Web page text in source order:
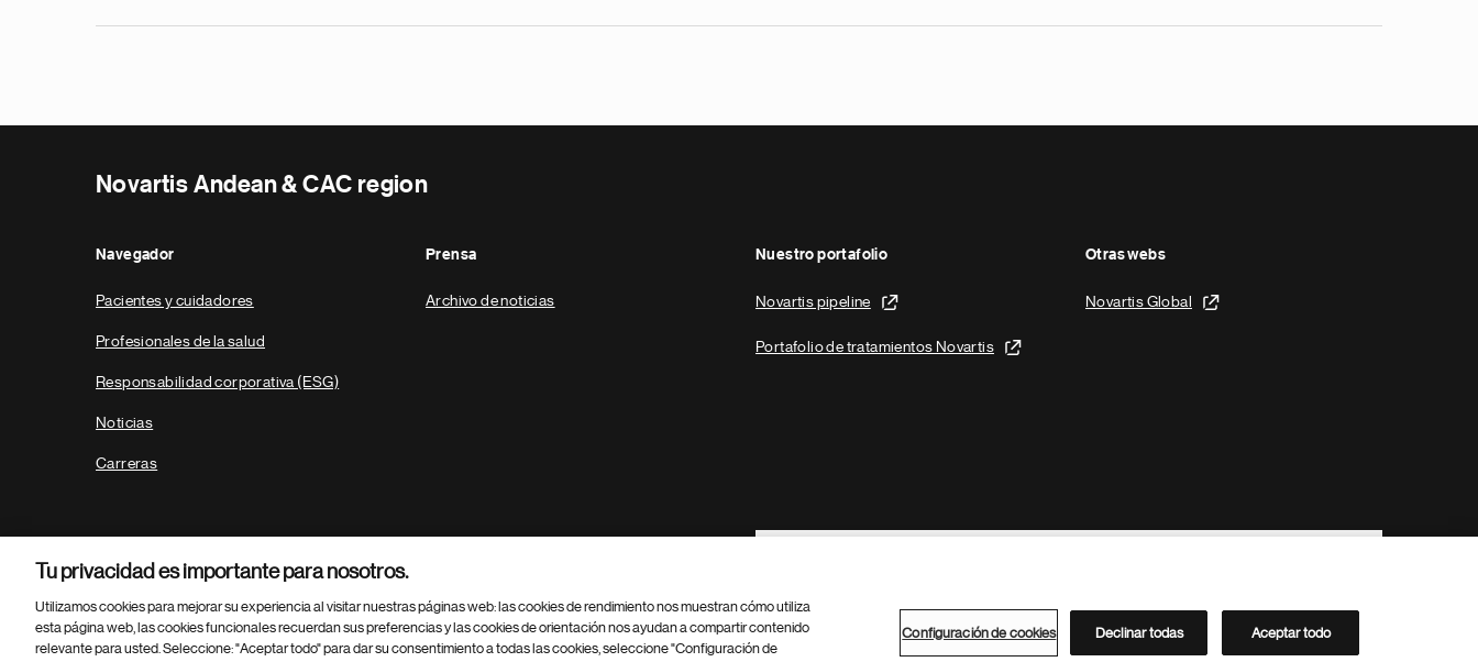
Novartis Andean & CAC region
Navegador
Pacientes y cuidadores
Profesionales de la salud
Responsabilidad corporativa (ESG)
Noticias
Carreras
Prensa
Archivo de noticias
Nuestro portafolio
Novartis pipeline
Portafolio de tratamientos Novartis
Otras webs
Novartis Global
Footer Site Search
Parte
© 2026 Novartis AG Directorio de Novartis
Tu privacidad es importante para nosotros.
Utilizamos cookies para mejorar su experiencia al visitar nuestras páginas web: las cookies de rendimiento nos muestran cómo utiliza
esta página web, las cookies funcionales recuerdan sus preferencias y las cookies de orientación nos ayudan a compartir contenido
relevante para usted. Seleccione: "Aceptar todo" para dar su consentimiento a todas las cookies, seleccione "Configuración de
Configuración de cookies Declinar todas Aceptar todo